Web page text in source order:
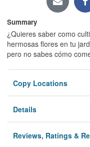
Summary
¿Quieres saber como
hermosas flores en tu
pero no sabes cómo
Copy Locations
Details
Reviews, Ratings &